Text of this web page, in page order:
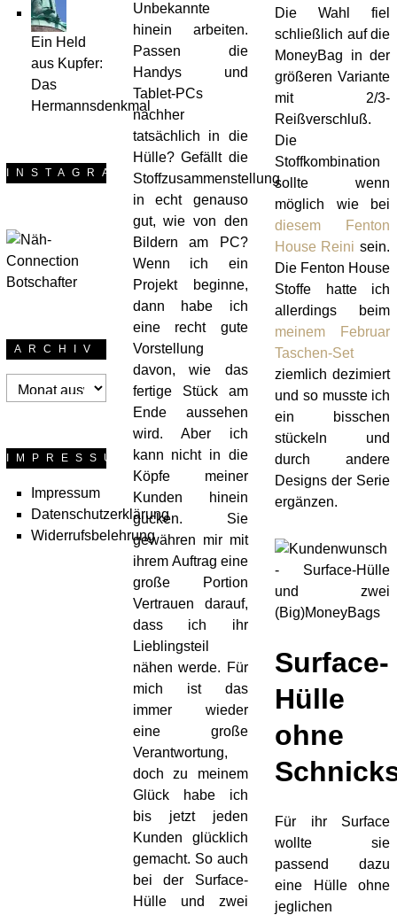
Unbekannte
hinein arbeiten.
Passen die
Handys und
Tablet-PCs
nachher
tatsächlich in die
Hülle? Gefällt die
Stoffzusammenstellung
in echt genauso
gut, wie von den
Bildern am PC?
Wenn ich ein
Projekt beginne,
dann habe ich
eine recht gute
Vorstellung
davon, wie das
fertige Stück am
Ende aussehen
wird. Aber ich
kann nicht in die
Köpfe meiner
Kunden hinein
gucken. Sie
gewähren mir mit
ihrem Auftrag eine
große Portion
Vertrauen darauf,
dass ich ihr
Lieblingsteil
nähen werde. Für
mich ist das
immer wieder
eine große
Verantwortung,
doch zu meinem
Glück habe ich
bis jetzt jeden
Kunden glücklich
gemacht. So auch
bei der Surface-
Hülle und zwei
Die Wahl fiel
schließlich auf die
MoneyBag in der
größeren Variante
mit 2/3-
Reißverschluß.
Die
Stoffkombination
sollte wenn
möglich wie bei
diesem Fenton
House Reini sein.
Die Fenton House
Stoffe hatte ich
allerdings beim
meinem Februar
Taschen-Set
ziemlich dezimiert
und so musste ich
ein bisschen
stückeln und
durch andere
Designs der Serie
ergänzen.
Surface-
Hülle
ohne
Für ihr Surface
wollte sie
passend dazu
eine Hülle ohne
jeglichen
Ein Held
aus Kupfer:
Das
Hermannsdenkmal
INSTAGRAM
ARCHIV
Archiv
IMPRESSUM
Impressum
Datenschutzerklärung
Widerrufsbelehrung